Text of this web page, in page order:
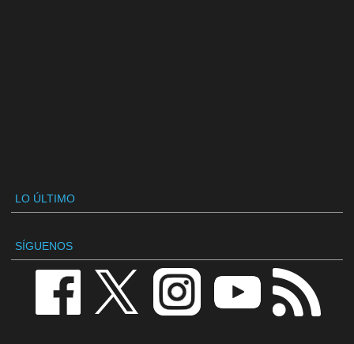
LO ÚLTIMO
SÍGUENOS